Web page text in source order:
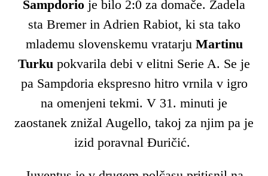
Sampdorio je bilo 2:0 za domače. Zadela
sta Bremer in Adrien Rabiot, ki sta tako
mlademu slovenskemu vratarju Martinu
Turku pokvarila debi v elitni Serie A. Se je
pa Sampdoria ekspresno hitro vrnila v igro
na omenjeni tekmi. V 31. minuti je
zaostanek znižal Augello, takoj za njim pa je
izid poravnal Đuričić.